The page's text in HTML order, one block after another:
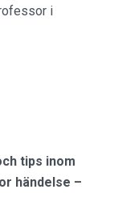
i
tips inom
händelse –